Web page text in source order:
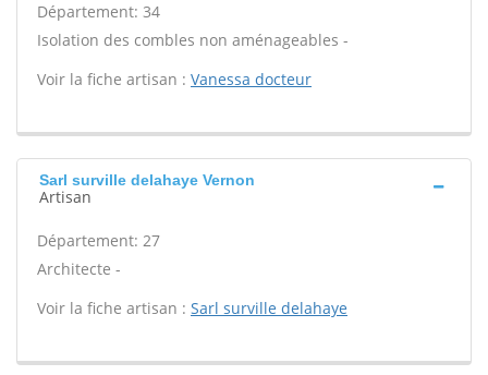
Département: 34
Isolation des combles non aménageables -
Voir la fiche artisan : Vanessa docteur
Sarl surville delahaye Vernon
Artisan
Département: 27
Architecte -
Voir la fiche artisan : Sarl surville delahaye